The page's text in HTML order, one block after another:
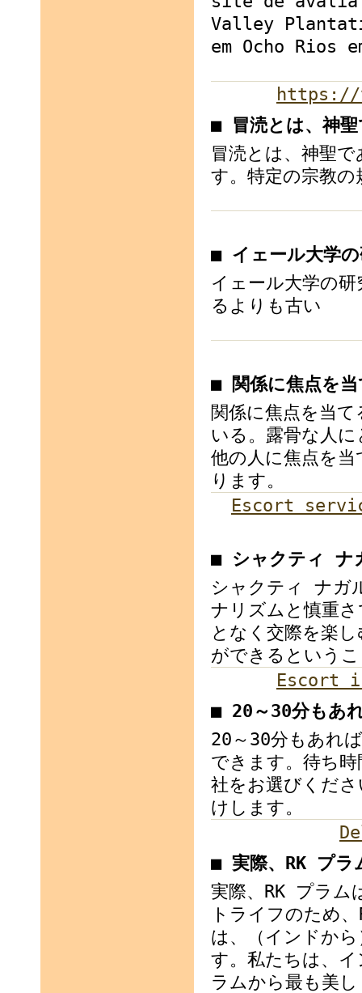
Valley
em Ocho
■ 冒涜とは、神
冒涜とは、神聖
す。特定の宗教
■ イェール大学
イェール大学の
るよりも古い
■ 関係に焦点を当
関係に焦点を当
いる。露骨な人
他の人に焦点を
ります。
Escort
■ シャクティ ナ
シャクティ ナガ
ナリズムと慎重
となく交際を楽
ができるという
Escort
■ 20～30分もあ
20～30分もあれ
できます。待ち
社をお選びくだ
けします。
■ 実際、RK プラ
実際、RK プラム
トライフのため
は、（インドか
す。私たちは、
ラムから最も美